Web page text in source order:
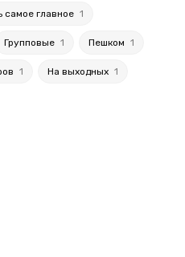
самое главное 1
Групповые 1 Пешком 1
1 На выходных 1